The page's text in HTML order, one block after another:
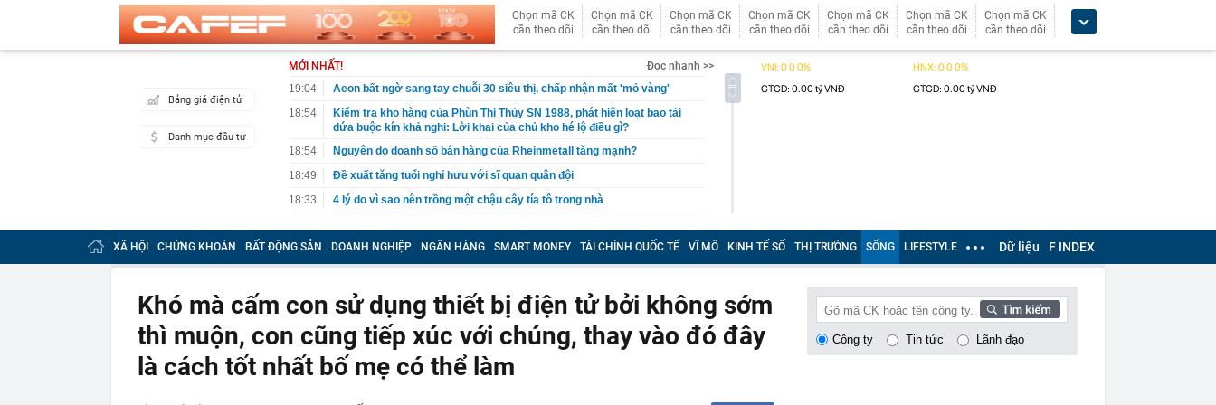
Chọn mã CK
cần theo dõi
Chọn mã CK
cần theo dõi
Chọn mã CK
cần theo dõi
Chọn mã CK
cần theo dõi
Chọn mã CK
cần theo dõi
Chọn mã CK
cần theo dõi
Chọn mã CK
cần theo dõi
Bảng giá điện tử
Danh mục đầu tư
MỚI NHẤT!
Đọc nhanh >>
19:04
Aeon bất ngờ sang tay chuỗi 30 siêu thị, chấp nhận mất 'mỏ vàng'
18:54
Kiểm tra kho hàng của Phùn Thị Thủy SN 1988, phát hiện loạt bao tải
dứa buộc kín khả nghi: Lời khai của chủ kho hé lộ điều gì?
18:54
Nguyên do doanh số bán hàng của Rheinmetall tăng mạnh?
18:49
Đề xuất tăng tuổi nghỉ hưu với sĩ quan quân đội
18:33
4 lý do vì sao nên trồng một chậu cây tía tô trong nhà
giới thoát khỏi sự phụ thuộc vào Trung Quốc
18:10
Mỹ nhân có đôi mắt long lanh như sương sớm, 45 tuổi lên truyền hình
18:07
Vì sao gọi là cầu khỉ?
Tuần tới, một ngân hàng sẽ chốt quyền nhận cổ tức tỷ lệ 15%, cổ đông
còn được mua thêm cổ phiếu giá rẻ
17:59
XSMN 8/8 - Kết quả xổ số miền Nam hôm nay thứ Bảy ngày 8/8/2026
XÃ HỘI CHỨNG KHOÁN BẤT ĐỘNG SẢN DOANH NGHIỆP NGÂN HÀNG SMART MONEY TÀI CHÍNH QUỐC TẾ VĨ MÔ KINH TẾ SỐ THỊ TRƯỜNG SỐNG LIFESTYLE Dữ liệu F INDEX
Khó mà cấm con sử dụng thiết bị điện tử bởi không sớm
thì muộn, con cũng tiếp xúc với chúng, thay vào đó đây
là cách tốt nhất bố mẹ có thể làm
Công ty Tin tức Lãnh đạo